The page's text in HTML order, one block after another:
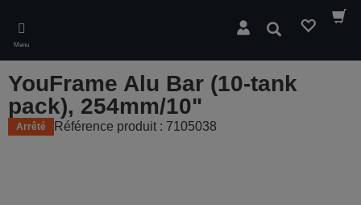
main
content
Menu
Rechercher
YouFrame Alu Bar (10-tank
pack), 254mm/10"
Arrêté Référence produit : 7105038